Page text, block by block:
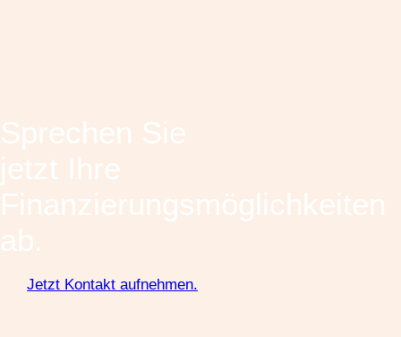
Sprechen Sie
jetzt Ihre
Finanzierungsmöglichkeiten
ab.
Jetzt Kontakt aufnehmen.